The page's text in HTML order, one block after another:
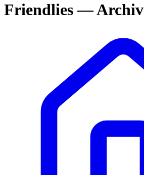
Friendlies — Archiv